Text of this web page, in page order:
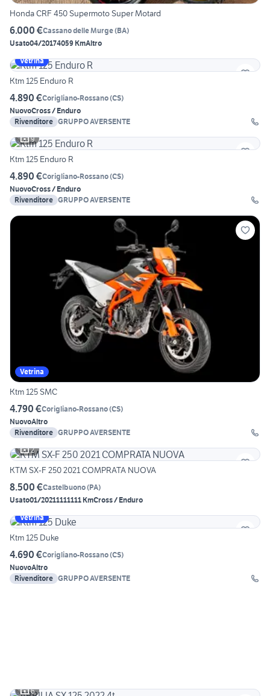
Honda CRF 450 Supermoto Super Motard
6.000 €Cassano delle Murge(BA)
Usato04/20174059 KmAltro
Vetrina
Ktm 125 Enduro R
4.890 €Corigliano-Rossano(CS)
NuovoCross / Enduro
Rivenditore GRUPPO AVERSENTE
9
Ktm 125 Enduro R
4.890 €Corigliano-Rossano(CS)
NuovoCross / Enduro
Rivenditore GRUPPO AVERSENTE
Vetrina
Ktm 125 SMC
4.790 €Corigliano-Rossano(CS)
NuovoAltro
Rivenditore GRUPPO AVERSENTE
2
KTM SX-F 250 2021 COMPRATA NUOVA
8.500 €Castelbuono(PA)
Usato01/20211111111 KmCross / Enduro
Vetrina
Ktm 125 Duke
4.690 €Corigliano-Rossano(CS)
NuovoAltro
Rivenditore GRUPPO AVERSENTE
6